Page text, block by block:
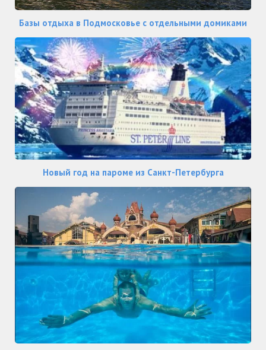
Базы отдыха в Подмосковье с отдельными домиками
Новый год на пароме из Санкт-Петербурга